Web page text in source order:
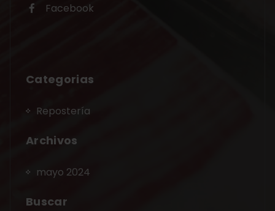
Facebook
Categorias
Repostería
Archivos
mayo 2024
Buscar